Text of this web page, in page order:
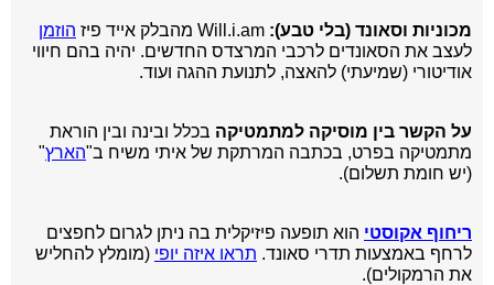
מכוניות וסאונד (בלי טבע):
הוזמן
לעצב את הסאונדים לרכבי המרצדס החדשים. יהיה בהם חיווי
אודיטורי (שמיעתי) להאצה, לתנועת ההגה ועוד.
על הקשר בין מוסיקה למתמטיקה בכלל ובינה ובין הוראת
מתמטיקה בפרט, בכתבה המרתקת של איתי משיח ב"הארץ"
(יש חומת תשלום).
ריחוף אקוסטי הוא תופעה פיזיקלית בה ניתן לגרום לחפצים
לרחף באמצעות תדרי סאונד. תראו איזה יופי (מומלץ להחליש
את הרמקולים).